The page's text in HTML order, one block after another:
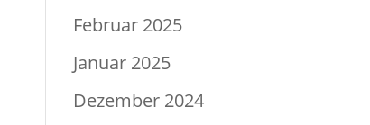
Februar 2025
Januar 2025
Dezember 2024